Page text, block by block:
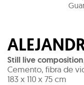
Still live composition
Cemento, fibra de
183 x 110 x 75 cm